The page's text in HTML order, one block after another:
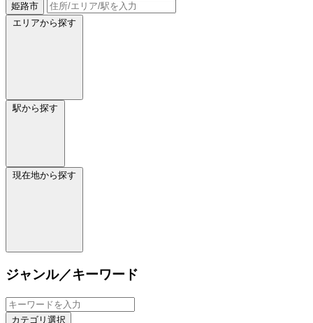
姫路市
エリアから探す
駅から探す
現在地から探す
ジャンル／キーワード
カテゴリ選択